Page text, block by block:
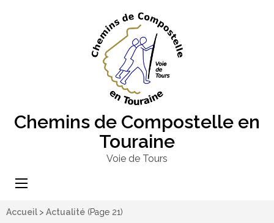
Chemins de Compostelle en
Touraine
Voie de Tours
Accueil > Actualité (Page 21)